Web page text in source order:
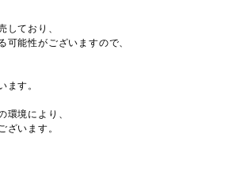
しており、
可能性がございますので、
ます。
環境により、
ざいます。